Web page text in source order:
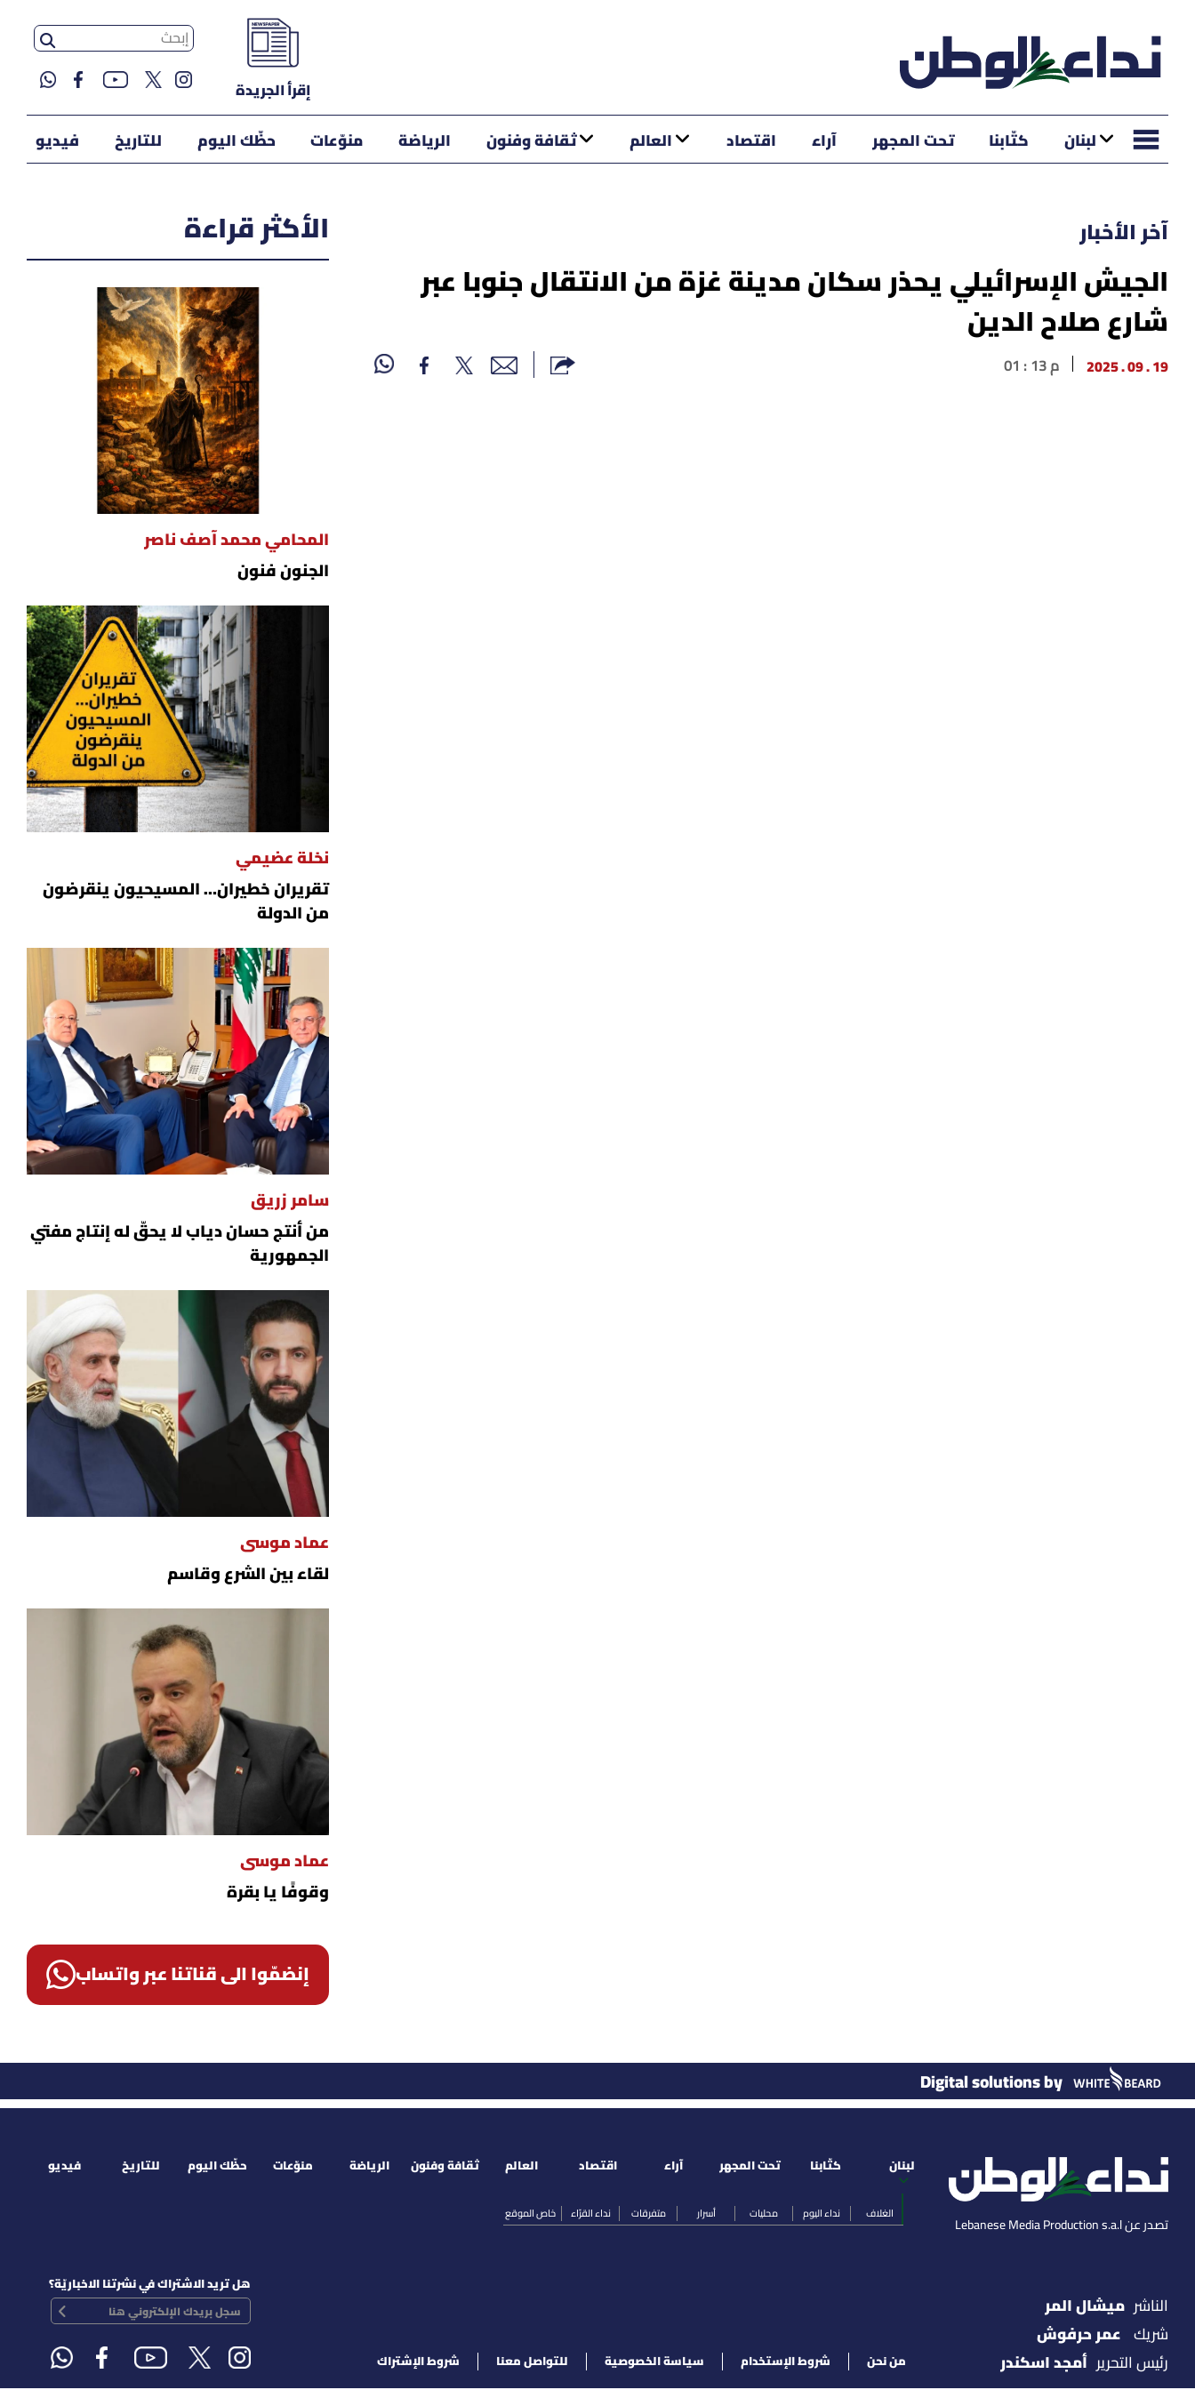
إقرأ الجريدة
لبنان كتّابنا تحت المجهر آراء اقتصاد العالم ثقافة وفنون الرياضة منوّعات حظّك اليوم للتاريخ فيديو
آخر الأخبار
الجيش الإسرائيلي يحذر سكان مدينة غزة من الانتقال جنوبا عبر
شارع صلاح الدين
19 . 09 . 2025 01 : 13 م
الأكثر قراءة
المحامي محمد آصف ناصر
الجنون فنون
نخلة عضيمي
تقريران خطيران… المسيحيون ينقرضون
من الدولة
سامر زريق
من أنتج حسان دياب لا يحقّ له إنتاج مفتي
الجمهورية
عماد موسى
لقاء بين الشرع وقاسم
عماد موسى
وقوفًا يا بقرة
إنضمّوا الى قناتنا عبر واتساب
Digital solutions by
تصدر عن Lebanese Media Production s.a.l
لبنان
الغلاف نداء اليوم محليات أسرار متفرقات نداء القرّاء خاص الموقع
كتّابنا تحت المجهر آراء اقتصاد العالم ثقافة وفنون الرياضة منوّعات حظّك اليوم للتاريخ فيديو
الناشر ميشال المر
شريك عمر حرفوش
رئيس التحرير أمجد اسكندر من نحن شروط الإستخدام سياسة الخصوصية للتواصل معنا شروط الإشتراك
هل تريد الاشتراك في نشرتنا الاخباريّة؟